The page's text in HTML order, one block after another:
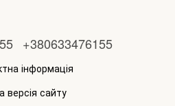
+380633476155
інформація
версія сайту